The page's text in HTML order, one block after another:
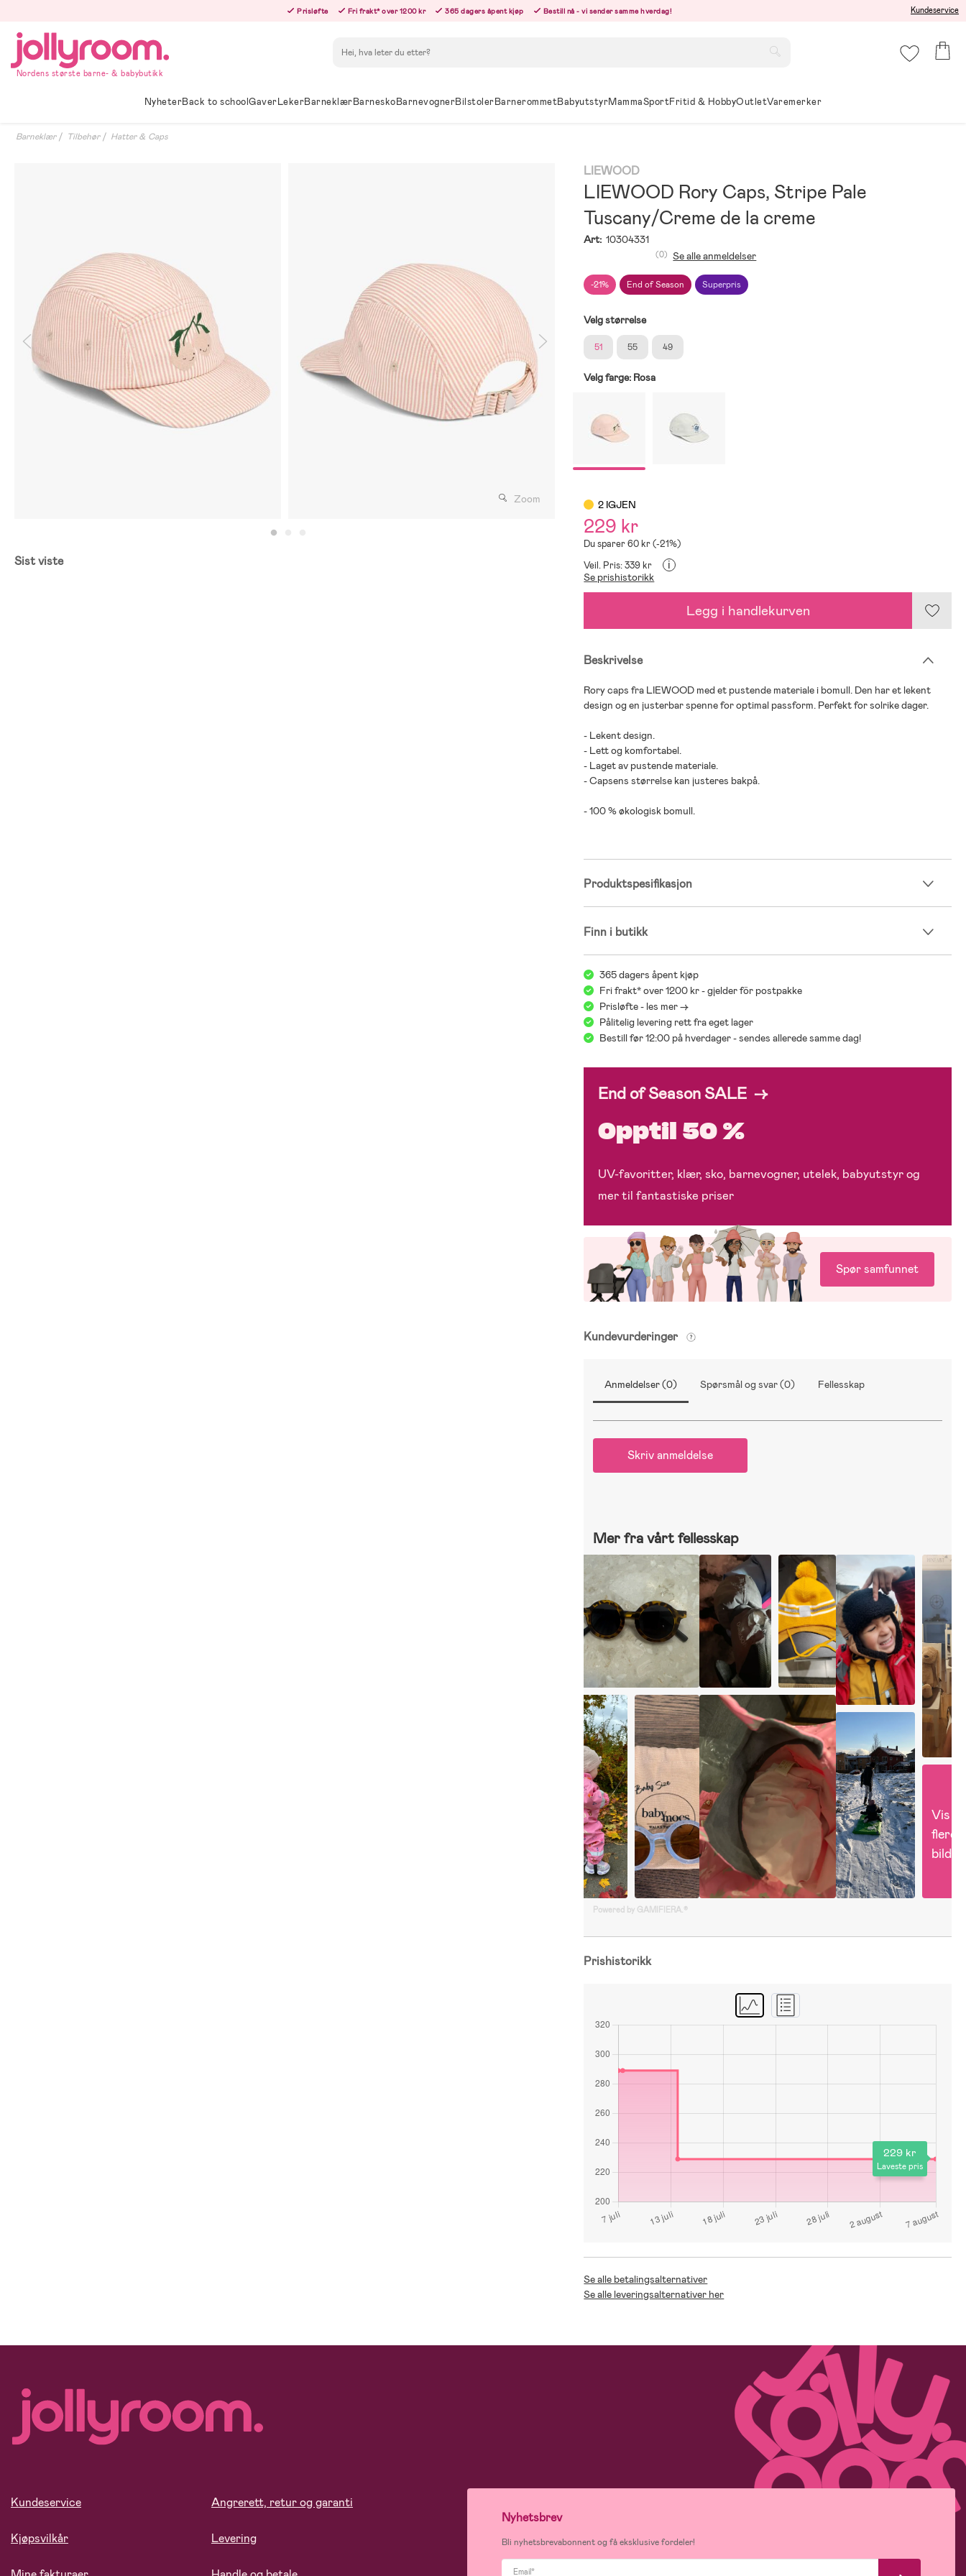
innehållet
Prisløfte Fri frakt* over 1200 kr 365 dagers åpent kjøp Bestill nå - vi sender samme hverdag! Kundeservice
Nordens største barne- & babybutikk
NyheterBack to schoolGaverLekerBarneklærBarneskoBarnevognerBilstolerBarnerommetBabyutstyrMammaSportFritid & HobbyOutletVaremerker
Barneklær Tilbehør Hatter & Caps
Zoom
Sist viste
LIEWOOD
LIEWOOD Rory Caps, Stripe Pale
Tuscany/Creme de la creme
Art: 10304331
-21% End of Season Superpris
(0) Se alle anmeldelser
Velg størrelse
51 55 49
Velg farge: Rosa
2 IGJEN
229 kr
Du sparer 60 kr (-21%)
Veil. Pris: 339 kr
i
Se prishistorikk
Legg i handlekurven
Beskrivelse
Rory caps fra LIEWOOD med et pustende materiale i bomull. Den har et lekent
design og en justerbar spenne for optimal passform. Perfekt for solrike dager.
- Lekent design.
- Lett og komfortabel.
- Laget av pustende materiale.
- Capsens størrelse kan justeres bakpå.
- 100 % økologisk bomull.
Produktspesifikasjon
Finn i butikk
365 dagers åpent kjøp
Fri frakt* over 1200 kr - gjelder för postpakke
Prisløfte - les mer ->
Pålitelig levering rett fra eget lager
Bestill før 12:00 på hverdager - sendes allerede samme dag!
End of Season SALE →
Opptil 50 %
UV-favoritter, klær, sko, barnevogner, utelek, babyutstyr og
mer til fantastiske priser
Spør samfunnet
Kundevurderinger
Anmeldelser (0) Spørsmål og svar (0) Fellesskap
Skriv anmeldelse
Mer fra vårt fellesskap
Vis
flere
bilder
Powered by GAMIFIERA.®
Prishistorikk
229 kr
Laveste pris
Se alle betalingsalternativer
Se alle leveringsalternativer her
Kundeservice
Kjøpsvilkår
Angrerett, retur og garanti
Levering
Nyhetsbrev
Bli nyhetsbrevabonnent og få eksklusive fordeler!
Email*